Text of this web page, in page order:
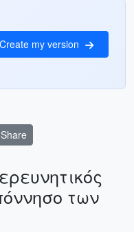
Create my version
Share
των